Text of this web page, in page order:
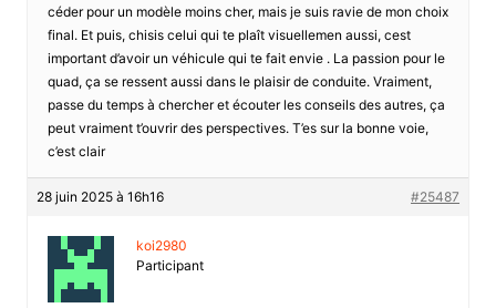
céder pour un modèle moins cher, mais je suis ravie de mon choix
final. Et puis, chisis celui qui te plaît visuellemen aussi, cest
important d’avoir un véhicule qui te fait envie . La passion pour le
quad, ça se ressent aussi dans le plaisir de conduite. Vraiment,
passe du temps à chercher et écouter les conseils des autres, ça
peut vraiment t’ouvrir des perspectives. T’es sur la bonne voie,
c’est clair
28 juin 2025 à 16h16 #25487
koi2980
Participant